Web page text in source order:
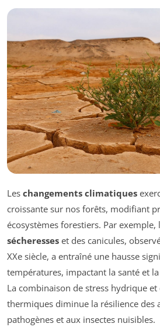
Les changements climatiques
croissante sur nos forêts, modifiant
écosystèmes forestiers. Par exemple,
sécheresses et des canicules,
XXe siècle, a entraîné une hausse
températures, impactant la santé et
La combinaison de stress hydrique et
thermiques diminue la résilience des
pathogènes et aux insectes nuisibles.